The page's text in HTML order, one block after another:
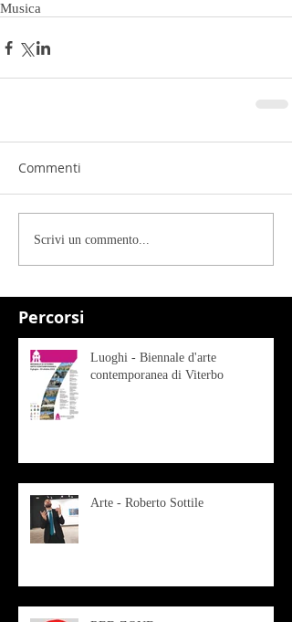
Percorsi
Musica
Commenti
Scrivi un commento...
Luoghi - Biennale d'arte
contemporanea di Viterbo
Arte - Roberto Sottile